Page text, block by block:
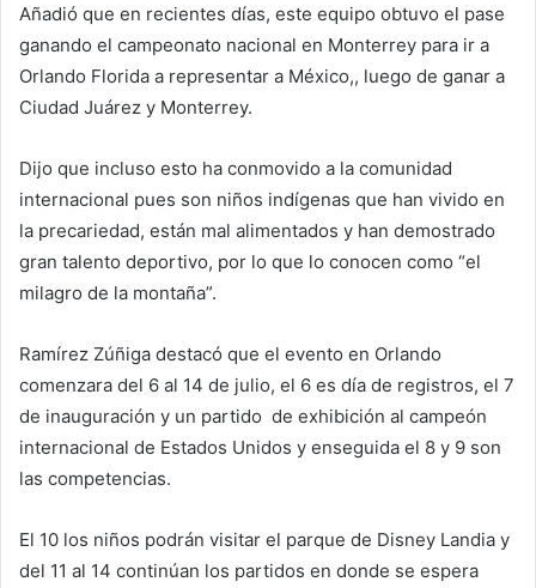
Añadió que en recientes días, este equipo obtuvo el pase
ganando el campeonato nacional en Monterrey para ir a
Orlando Florida a representar a México,, luego de ganar a
Ciudad Juárez y Monterrey.
Dijo que incluso esto ha conmovido a la comunidad
internacional pues son niños indígenas que han vivido en
la precariedad, están mal alimentados y han demostrado
gran talento deportivo, por lo que lo conocen como “el
milagro de la montaña”.
Ramírez Zúñiga destacó que el evento en Orlando
comenzara del 6 al 14 de julio, el 6 es día de registros, el 7
de inauguración y un partido de exhibición al campeón
internacional de Estados Unidos y enseguida el 8 y 9 son
las competencias.
El 10 los niños podrán visitar el parque de Disney Landia y
del 11 al 14 continúan los partidos en donde se espera